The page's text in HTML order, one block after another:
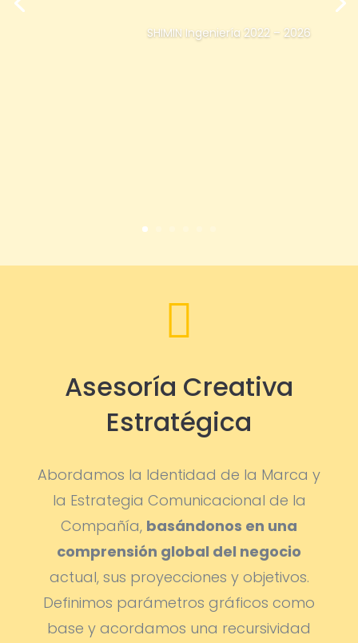
SHIMIN Ingeniería 2022 – 2026

Asesoría Creativa
Estratégica
Abordamos la Identidad de la Marca y
la Estrategia Comunicacional de la
Compañía, basándonos en una
comprensión global del negocio
actual, sus proyecciones y objetivos.
Definimos parámetros gráficos como
base y acordamos una recursividad